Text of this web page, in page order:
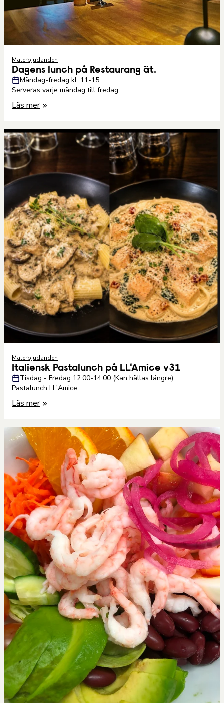
Materbjudanden
Dagens lunch på Restaurang ät.
Måndag-fredag kl. 11-15
Serveras varje måndag till fredag.
Läs mer
Materbjudanden
Italiensk Pastalunch på LL'Amice v31
Tisdag - Fredag 12.00-14.00 (Kan hållas längre)
Pastalunch LL'Amice
Läs mer